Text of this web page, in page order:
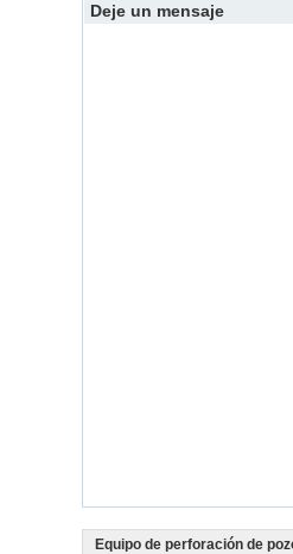
Deje un mensaje
Equipo de perforación de